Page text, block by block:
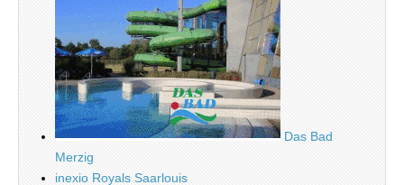
Das Bad
Merzig
inexio Royals Saarlouis